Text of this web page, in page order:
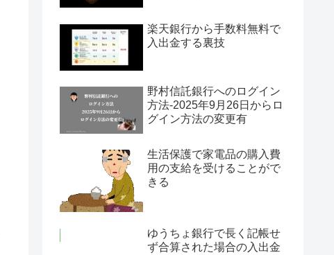
楽天銀行から手数料無料で
入出金する裏技
野村信託銀行へのログイン
方法-2025年9月26日からロ
グイン方法の変更有
生活保護で家電品の購入費
用の支給を受けることがで
きる
ゆうちょ銀行で長く記帳せ
ず合算された場合の入出金